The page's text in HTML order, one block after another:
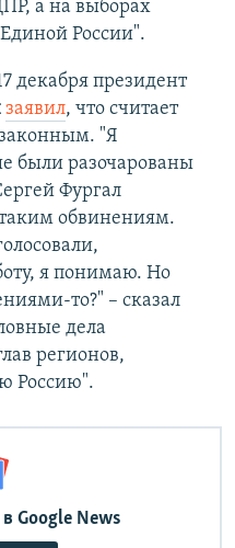
а на выборах
России".
декабря президент
заявил, что считает
"Я
были разочарованы
Фургал
обвинениям.
я понимаю. Но
то?" – сказал
дела
регионов,
Россию".
Google News